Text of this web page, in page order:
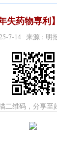
失药物専
7-14 来源 : 明
二维码，分享至